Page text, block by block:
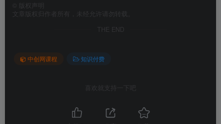
版权声明
文章版权归作者所有，未经允许请勿转载。
THE END
中创网课程 知识付费
喜欢就支持一下吧